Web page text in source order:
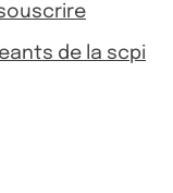
de la scpi